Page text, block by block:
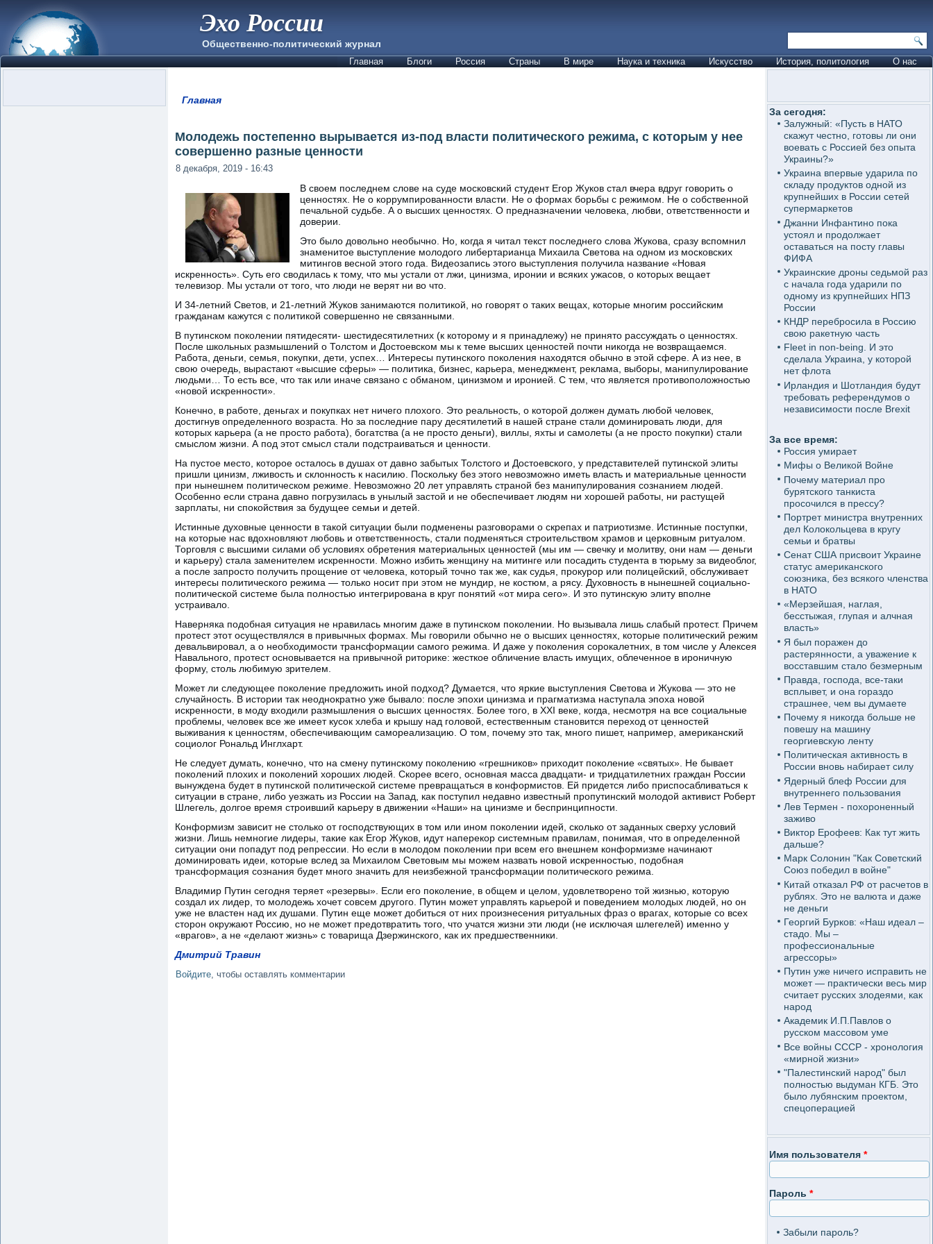
Эхо России
Общественно-политический журнал
Главная Блоги Россия Страны В мире Наука и техника Искусство История, политология О нас
Главная
Молодежь постепенно вырывается из-под власти политического режима, с которым у нее
совершенно разные ценности
8 декабря, 2019 - 16:43
В своем последнем слове на суде московский студент Егор Жуков стал вчера вдруг говорить о
ценностях. Не о коррумпированности власти. Не о формах борьбы с режимом. Не о собственной
печальной судьбе. А о высших ценностях. О предназначении человека, любви, ответственности и
доверии.
Это было довольно необычно. Но, когда я читал текст последнего слова Жукова, сразу вспомнил
знаменитое выступление молодого либертарианца Михаила Светова на одном из московских
митингов весной этого года. Видеозапись этого выступления получила название «Новая
искренность». Суть его сводилась к тому, что мы устали от лжи, цинизма, иронии и всяких ужасов, о которых вещает
телевизор. Мы устали от того, что люди не верят ни во что.
И 34-летний Светов, и 21-летний Жуков занимаются политикой, но говорят о таких вещах, которые многим российским
гражданам кажутся с политикой совершенно не связанными.
В путинском поколении пятидесяти- шестидесятилетних (к которому и я принадлежу) не принято рассуждать о ценностях.
После школьных размышлений о Толстом и Достоевском мы к теме высших ценностей почти никогда не возвращаемся.
Работа, деньги, семья, покупки, дети, успех… Интересы путинского поколения находятся обычно в этой сфере. А из нее, в
свою очередь, вырастают «высшие сферы» — политика, бизнес, карьера, менеджмент, реклама, выборы, манипулирование
людьми… То есть все, что так или иначе связано с обманом, цинизмом и иронией. С тем, что является противоположностью
«новой искренности».
Конечно, в работе, деньгах и покупках нет ничего плохого. Это реальность, о которой должен думать любой человек,
достигнув определенного возраста. Но за последние пару десятилетий в нашей стране стали доминировать люди, для
которых карьера (а не просто работа), богатства (а не просто деньги), виллы, яхты и самолеты (а не просто покупки) стали
смыслом жизни. А под этот смысл стали подстраиваться и ценности.
На пустое место, которое осталось в душах от давно забытых Толстого и Достоевского, у представителей путинской элиты
пришли цинизм, лживость и склонность к насилию. Поскольку без этого невозможно иметь власть и материальные ценности
при нынешнем политическом режиме. Невозможно 20 лет управлять страной без манипулирования сознанием людей.
Особенно если страна давно погрузилась в унылый застой и не обеспечивает людям ни хорошей работы, ни растущей
зарплаты, ни спокойствия за будущее семьи и детей.
Истинные духовные ценности в такой ситуации были подменены разговорами о скрепах и патриотизме. Истинные поступки,
на которые нас вдохновляют любовь и ответственность, стали подменяться строительством храмов и церковным ритуалом.
Торговля с высшими силами об условиях обретения материальных ценностей (мы им — свечку и молитву, они нам — деньги
и карьеру) стала заменителем искренности. Можно избить женщину на митинге или посадить студента в тюрьму за видеоблог,
а после запросто получить прощение от человека, который точно так же, как судья, прокурор или полицейский, обслуживает
интересы политического режима — только носит при этом не мундир, не костюм, а рясу. Духовность в нынешней социально-
политической системе была полностью интегрирована в круг понятий «от мира сего». И это путинскую элиту вполне
устраивало.
Наверняка подобная ситуация не нравилась многим даже в путинском поколении. Но вызывала лишь слабый протест. Причем
протест этот осуществлялся в привычных формах. Мы говорили обычно не о высших ценностях, которые политический режим
девальвировал, а о необходимости трансформации самого режима. И даже у поколения сорокалетних, в том числе у Алексея
Навального, протест основывается на привычной риторике: жесткое обличение власть имущих, облеченное в ироничную
форму, столь любимую зрителем.
Может ли следующее поколение предложить иной подход? Думается, что яркие выступления Светова и Жукова — это не
случайность. В истории так неоднократно уже бывало: после эпохи цинизма и прагматизма наступала эпоха новой
искренности, в моду входили размышления о высших ценностях. Более того, в XXI веке, когда, несмотря на все социальные
проблемы, человек все же имеет кусок хлеба и крышу над головой, естественным становится переход от ценностей
выживания к ценностям, обеспечивающим самореализацию. О том, почему это так, много пишет, например, американский
социолог Рональд Инглхарт.
Не следует думать, конечно, что на смену путинскому поколению «грешников» приходит поколение «святых». Не бывает
поколений плохих и поколений хороших людей. Скорее всего, основная масса двадцати- и тридцатилетних граждан России
вынуждена будет в путинской политической системе превращаться в конформистов. Ей придется либо приспосабливаться к
ситуации в стране, либо уезжать из России на Запад, как поступил недавно известный пропутинский молодой активист Роберт
Шлегель, долгое время строивший карьеру в движении «Наши» на цинизме и беспринципности.
Конформизм зависит не столько от господствующих в том или ином поколении идей, сколько от заданных сверху условий
жизни. Лишь немногие лидеры, такие как Егор Жуков, идут наперекор системным правилам, понимая, что в определенной
ситуации они попадут под репрессии. Но если в молодом поколении при всем его внешнем конформизме начинают
доминировать идеи, которые вслед за Михаилом Световым мы можем назвать новой искренностью, подобная
трансформация сознания будет много значить для неизбежной трансформации политического режима.
Владимир Путин сегодня теряет «резервы». Если его поколение, в общем и целом, удовлетворено той жизнью, которую
создал их лидер, то молодежь хочет совсем другого. Путин может управлять карьерой и поведением молодых людей, но он
уже не властен над их душами. Путин еще может добиться от них произнесения ритуальных фраз о врагах, которые со всех
сторон окружают Россию, но не может предотвратить того, что учатся жизни эти люди (не исключая шлегелей) именно у
«врагов», а не «делают жизнь» с товарища Дзержинского, как их предшественники.
Дмитрий Травин
Войдите , чтобы оставлять комментарии
За сегодня:
Залужный: «Пусть в НАТО
скажут честно, готовы ли они
воевать с Россией без опыта
Украины?»
Украина впервые ударила по
складу продуктов одной из
крупнейших в России сетей
супермаркетов
Джанни Инфантино пока
устоял и продолжает
оставаться на посту главы
ФИФА
Украинские дроны седьмой раз
с начала года ударили по
одному из крупнейших НПЗ
России
КНДР перебросила в Россию
свою ракетную часть
Fleet in non-being. И это
сделала Украина, у которой
нет флота
Ирландия и Шотландия будут
требовать референдумов о
независимости после Brexit
За все время:
Россия умирает
Мифы о Великой Войне
Почему материал про
бурятского танкиста
просочился в прессу?
Портрет министра внутренних
дел Колокольцева в кругу
семьи и братвы
Сенат США присвоит Украине
статус американского
союзника, без всякого членства
в НАТО
«Мерзейшая, наглая,
бесстыжая, глупая и алчная
власть»
Я был поражен до
растерянности, а уважение к
восставшим стало безмерным
Правда, господа, все-таки
всплывет, и она гораздо
страшнее, чем вы думаете
Почему я никогда больше не
повешу на машину
георгиевскую ленту
Политическая активность в
России вновь набирает силу
Ядерный блеф России для
внутреннего пользования
Лев Термен - похороненный
заживо
Виктор Ерофеев: Как тут жить
дальше?
Марк Солонин "Как Советский
Союз победил в войне"
Китай отказал РФ от расчетов в
рублях. Это не валюта и даже
не деньги
Георгий Бурков: «Наш идеал –
стадо. Мы –
профессиональные
агрессоры»
Путин уже ничего исправить не
может — практически весь мир
считает русских злодеями, как
народ
Академик И.П.Павлов о
русском массовом уме
Все войны СССР - хронология
«мирной жизни»
"Палестинский народ" был
полностью выдуман КГБ. Это
было лубянским проектом,
спецоперацией
Имя пользователя *
Пароль *
Забыли пароль?